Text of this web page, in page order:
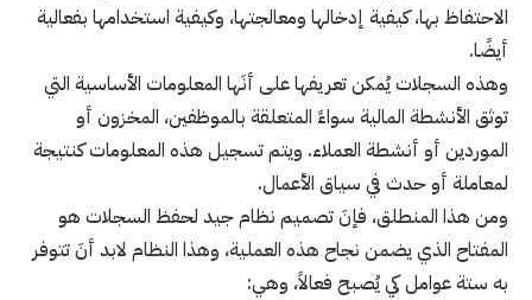
الاحتفاظ بها، كيفية إدخالها ومعالجتها، وكيفية استخدامها بفعالية
أيضًا.
وهذه السجلات يُمكن تعريفها على أنَها المعلومات الأساسية التي
توثق الأنشطة المالية سواءً المتعلقة بالموظفين، المخزون أو
الموردين أو أنشطة العملاء. ويتم تسجيل هذه المعلومات كنتيجة
لمعاملة أو حدث في سياق الأعمال.
ومن هذا المنطلق، فإنَ تصميم نظام جيد لحفظ السجلات هو
المفتاح الذي يضمن نجاح هذه العملية، وهذا النظام لابد أنَ تتوفر
به ستة عوامل كي يُصبح فعالاً، وهي: